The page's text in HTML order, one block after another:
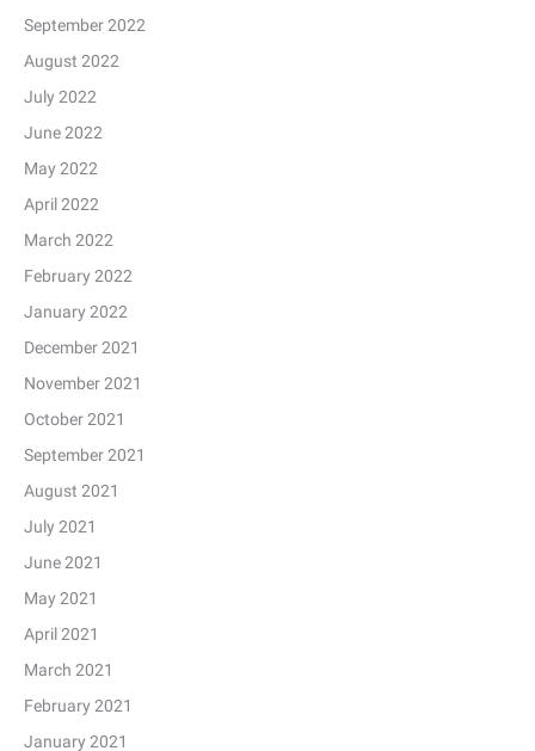
September 2022
August 2022
July 2022
June 2022
May 2022
April 2022
March 2022
February 2022
January 2022
December 2021
November 2021
October 2021
September 2021
August 2021
July 2021
June 2021
May 2021
April 2021
March 2021
February 2021
January 2021